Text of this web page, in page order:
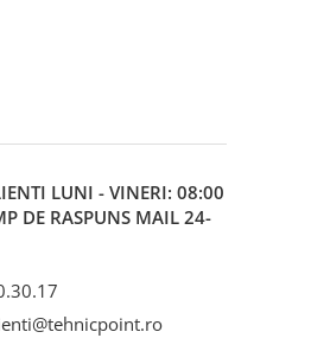
LUNI - VINERI: 08:00
DE RASPUNS MAIL 24-